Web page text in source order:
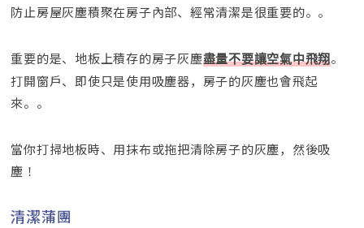
防止房屋灰塵積聚在房子內部、經常清潔是很重要的。。
重要的是、地板上積存的房子灰塵盡量不要讓空氣中飛翔。
打開窗戶、即使只是使用吸塵器，房子的灰塵也會飛起
來。。
當你打掃地板時、用抹布或拖把清除房子的灰塵，然後吸
塵！
清潔蒲團